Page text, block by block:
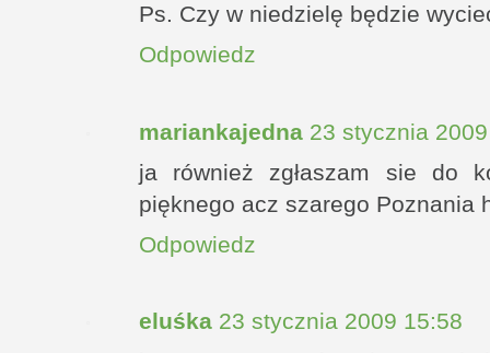
Ps. Czy w niedzielę będzie
Odpowiedz
mariankajedna 23 stycznia
ja również zgłaszam sie do
pięknego acz szarego Poznania
Odpowiedz
eluśka 23 stycznia 2009 15:58